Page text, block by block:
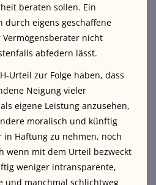
beraten sollen. Ein
durch eigens geschaffene
nicht
abfedern lässt.
Urteil zur Folge haben, dass
Neigung vieler
eigene Leistung anzusehen,
moralisch und künftig
Haftung zu nehmen, noch
wenn mit dem Urteil bezweckt
weniger intransparente,
und manchmal schlichtweg